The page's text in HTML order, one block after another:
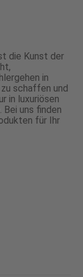
die Kunst der
in
schaffen und
in luxuriösen
Bei uns finden
für Ihr